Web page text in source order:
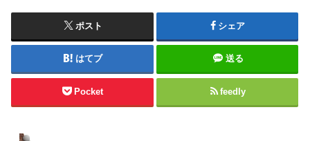
ポスト シェア
はてブ 送る
Pocket feedly